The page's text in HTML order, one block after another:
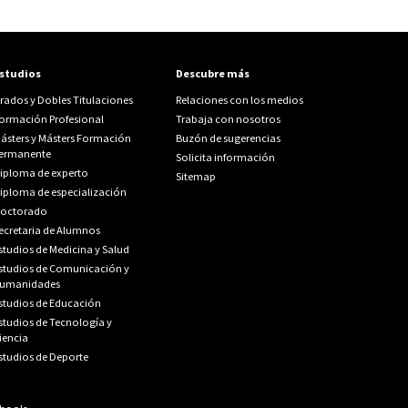
y Dobles Titulaciones
Profesional
y Másters Formación
de experto
de especialización
de Alumnos
de Medicina y Salud
de Comunicación y
de Educación
de Tecnología y
de Deporte
Descubre más
Relaciones con los medios
Trabaja con nosotros
Buzón de sugerencias
Solicita información
Sitemap